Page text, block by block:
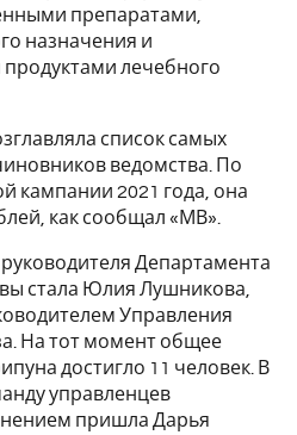
препаратами,
назначения и
лечебного
список самых
ведомства. По
кампании 2021 года, она
как сообщал «МВ».
Департамента
стала Юлия Лушникова,
Управления
На тот момент общее
достигло 11 человек. В
управленцев
пришла Дарья